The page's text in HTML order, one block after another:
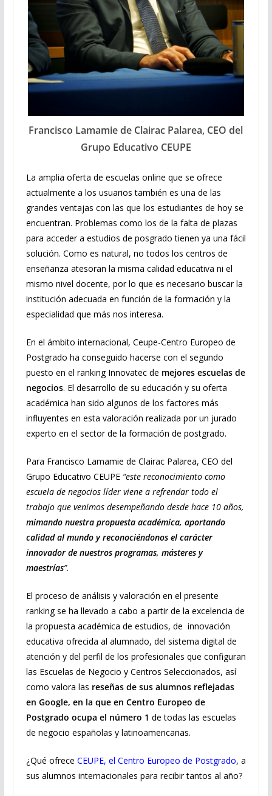
Francisco Lamamie de Clairac Palarea, CEO del
Grupo Educativo CEUPE
La amplia oferta de escuelas online que se ofrece
actualmente a los usuarios también es una de las
grandes ventajas con las que los estudiantes de hoy se
encuentran. Problemas como los de la falta de plazas
para acceder a estudios de posgrado tienen ya una fácil
solución. Como es natural, no todos los centros de
enseñanza atesoran la misma calidad educativa ni el
mismo nivel docente, por lo que es necesario buscar la
institución adecuada en función de la formación y la
especialidad que más nos interesa.
En el ámbito internacional, Ceupe-Centro Europeo de
Postgrado ha conseguido hacerse con el segundo
puesto en el ranking Innovatec de mejores escuelas de
negocios. El desarrollo de su educación y su oferta
académica han sido algunos de los factores más
influyentes en esta valoración realizada por un jurado
experto en el sector de la formación de postgrado.
Para Francisco Lamamie de Clairac Palarea, CEO del
Grupo Educativo CEUPE “este reconocimiento como
escuela de negocios líder viene a refrendar todo el
trabajo que venimos desempeñando desde hace 10 años,
mimando nuestra propuesta académica, aportando
calidad al mundo y reconociéndonos el carácter
innovador de nuestros programas, másteres y
maestrías”.
El proceso de análisis y valoración en el presente
ranking se ha llevado a cabo a partir de la excelencia de
la propuesta académica de estudios, de innovación
educativa ofrecida al alumnado, del sistema digital de
atención y del perfil de los profesionales que configuran
las Escuelas de Negocio y Centros Seleccionados, así
como valora las reseñas de sus alumnos reflejadas
en Google, en la que en Centro Europeo de
Postgrado ocupa el número 1 de todas las escuelas
de negocio españolas y latinoamericanas.
¿Qué ofrece CEUPE, el Centro Europeo de Postgrado, a
sus alumnos internacionales para recibir tantos al año?